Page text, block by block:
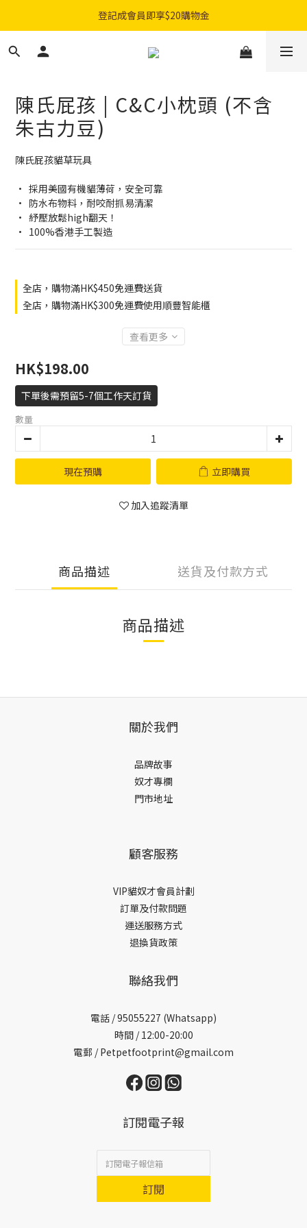
購物滿$300免費順豐智能櫃｜$450免費送貨上門
登記成會員即享$20購物金
購物滿$300免費順豐智能櫃｜$450免費送貨上門
陳氏屁孩 | C&C小枕頭 (不含
朱古力豆)
陳氏屁孩貓草玩具
•⁠  ⁠採用美國有機貓薄荷，安全可靠
•⁠  ⁠防水布物料，耐咬耐抓易清潔
•⁠  ⁠紓壓放鬆high翻天！
•⁠  ⁠100%香港手工製造
全店，購物滿HK$450免運費送貨
全店，購物滿HK$300免運費使用順豐智能櫃
查看更多
HK$198.00
下單後需預留5-7個工作天訂貨
數量
現在預購 立即購買
加入追蹤清單
商品描述 送貨及付款方式
商品描述
關於我們
品牌故事
奴才專欄
門市地址
顧客服務
VIP貓奴才會員計劃
訂單及付款問題
運送服務方式
退換貨政策
聯絡我們
電話 /95055227 (Whatsapp)
時間 / 12:00-20:00
電郵 / Petpetfootprint@gmail.com
訂閱電子報
訂閱